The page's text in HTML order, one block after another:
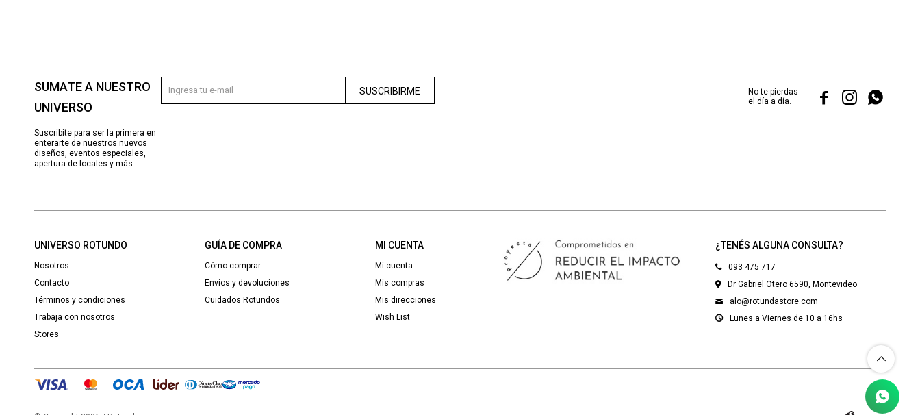
¿TENÉS ALGUNA CONSULTA?
093 475 717
Dr Gabriel Otero 6590, Montevideo
alo@rotundastore.com
Lunes a Viernes de 10 a 16hs
UNIVERSO ROTUNDO
Nosotros
Contacto
Términos y condiciones
Trabaja con nosotros
Stores
GUÍA DE COMPRA
Cómo comprar
Envíos y devoluciones
Cuidados Rotundos
MI CUENTA
Mi cuenta
Mis compras
Mis direcciones
Wish List
SUMATE A NUESTRO
UNIVERSO
Suscribite para ser la primera en
enterarte de nuestros nuevos
diseños, eventos especiales,
apertura de locales y más.
SUSCRIBIRME
No te pierdas
el día a día.
  